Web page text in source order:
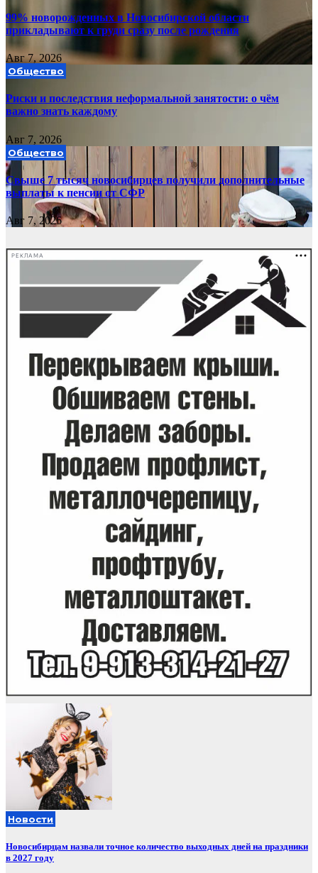
99% новорожденных в Новосибирской области
прикладывают к груди сразу после рождения
Авг 7, 2026
Общество
Риски и последствия неформальной занятости: о чём
важно знать каждому
Авг 7, 2026
Общество
Свыше 7 тысяч новосибирцев получили дополнительные
выплаты к пенсии от СФР
Авг 7, 2026
РЕКЛАМА
Новости
Новосибирцам назвали точное количество выходных дней на праздники
в 2027 году